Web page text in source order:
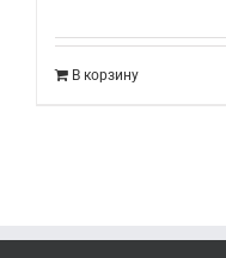
В корзину